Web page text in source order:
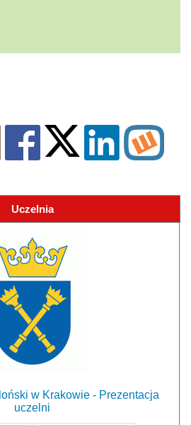
Uczelnia
w Krakowie - Prezentacja
uczelni